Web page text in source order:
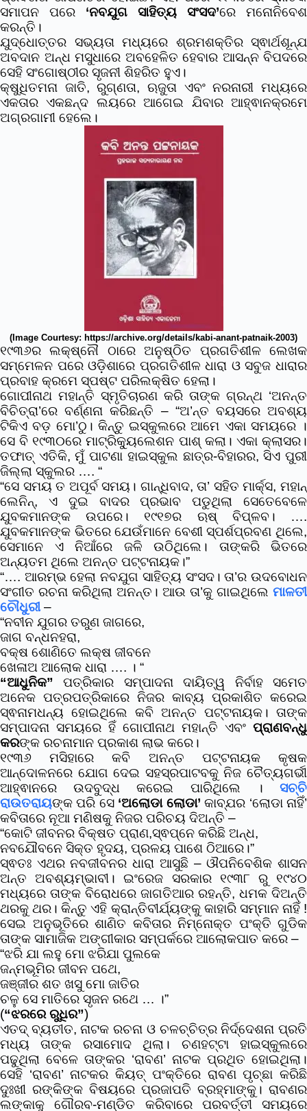
ସମାପନ ପରେ ‘ନବଯୁଗ ସାହିତ୍ୟ ସଂସଦ’ରେ ମନୋନିବେଶ
କରନ୍ତି।
ଯୁଦ୍ଧୋତ୍ତର ସଭ୍ୟତା ମଧ୍ୟରେ ଶ୍ରମଶକ୍ତିର ସ୍ଵାର୍ଥଶୂନ୍ଯ
ଅବଦାନ ଅନ୍ଧ ମସୁଧାରେ ଅବହେଳିତ ହେବାର ଆସନ୍ନ ବିପଦରେ
ସେହି ସଂଗୋଷ୍ଠୀର ସୃଜନୀ ଶିହରିତ ହୁଏ।
କ୍ଷୁଧିତମନା ଜାତି, ରୁଗ୍ଣତା, ଋଜୁତା ଏବଂ ନରନାରୀ ମଧ୍ୟରେ
ଏକତାର ଏକଛନ୍ଦ ଲୟରେ ଆଗେଇ ଯିବାର ଆହ୍ଵାନକ୍ରମେ
ଅଗ୍ରଗାମୀ ହେଲେ।
(Image Courtesy: https://archive.org/details/kabi-anant-patnaik-2003)
୧୯୩୬ର ଲକ୍ଷ୍ନୌ ଠାରେ ଅନୁଷ୍ଠିତ ପ୍ରଗତିଶୀଳ ଲେଖକ
ସମ୍ମେଳନ ପରେ ଓଡ଼ିଶାରେ ପ୍ରଗତିଶୀଳ ଧାରା ଓ ସବୁଜ ଧାରାର
ପ୍ରବାହ କ୍ରମେ ସ୍ପଷ୍ଟ ପରିଲକ୍ଷିତ ହେଲା।
ଗୋପୀନାଥ ମହାନ୍ତି ସ୍ମୃତିଚାରଣ କରି ତାଙ୍କ ଗ୍ରନ୍ଥ ‘ଅନନ୍ତ
ବିଚିତ୍ରା’ରେ ବର୍ଣ୍ଣନା କରିଛନ୍ତି – “ଅ’ନ୍ତ ବୟସରେ ଅବଶ୍ୟ
ଟିକିଏ ବଡ଼ ମୋ’ଠୁ। କିନ୍ତୁ ଇସ୍କୁଲରେ ଆମେ ଏକା ସମୟରେ ।
ସେ ବି ୧୯୩୦ରେ ମାଟ୍ରିକ୍ୟୁଲେଶନ ପାଶ୍ କଲା। ଏକା କ୍ଲାସର।
ତଫାତ୍ ଏତିକି, ମୁଁ ପାଟଣା ହାଇସ୍କୁଲ ଛାତ୍ର-ବିହାରର, ସିଏ ପୁରୀ
ଜିଲ୍ଲା ସ୍କୁଲର …. “
“ସେ ସମୟ ତ ଅପୂର୍ବ ସମୟ। ଗାନ୍ଧିବାଦ, ତା’ ସହିତ ମାର୍କ୍ସ, ମହାନ୍
ଲେନିନ୍, ଏ ଦୁଇ ବାଦର ପ୍ରଭାବ ପଡୁଥିଲା ସେତେବେଳେ
ଯୁବକମାନଙ୍କ ଉପରେ। ୧୯୧୭ର ଋଷ୍ ବିପ୍ଳବ। ….
ଯୁବକମାନଙ୍କ ଭିତରେ ଯେଉଁମାନେ ବେଶୀ ସ୍ପର୍ଶପ୍ରବଣ ଥିଲେ,
ସେମାନେ ଏ ନିଆଁରେ ଜଳି ଉଠିଥିଲେ। ତାଙ୍କରି ଭିତରେ
ଅନ୍ୟତମ ଥିଲେ ଅନନ୍ତ ପଟ୍ଟନାୟକ।”
“…. ଆରମ୍ଭ ହେଲା ନବଯୁଗ ସାହିତ୍ୟ ସଂସଦ। ତା’ର ଉଦବୋଧନ
ସଂଗୀତ ରଚନା କରିଥିଲା ଅନନ୍ତ। ଆଉ ତା’କୁ ଗାଇଥିଲେ ମାଳତୀ
ଚୌଧୁରୀ–
“ନବୀନ ଯୁଗର ତରୁଣ ଜାଗରେ,
ଜାଗ ବନ୍ଧନହରା,
ବକ୍ଷ ଶୋଣିତେ ଲକ୍ଷ ଜୀବନେ
ଖେଳାଅ ଆଲୋକ ଧାରା …. । “
“ଆଧୁନିକ” ପତ୍ରିକାର ସମ୍ପାଦନା ଦାୟିତ୍ୱ ନିର୍ବାହ ସମେତ
ଅନେକ ପତ୍ରପତ୍ରିକାରେ ନିଜର କାବ୍ୟ ପ୍ରକାଶିତ କରେଇ
ସ୍ଵନାମଧନ୍ୟ ହୋଇଥିଲେ କବି ଅନନ୍ତ ପଟ୍ଟନାୟକ। ତାଙ୍କ
ସମ୍ପାଦନା ସମୟରେ ହିଁ ଗୋପୀନାଥ ମହାନ୍ତି ଏବଂ ପ୍ରାଣବନ୍ଧୁ
କରଙ୍କ ରଚନାମାନ ପ୍ରକାଶ ଲାଭ କରେ।
୧୯୩୬ ମସିହାରେ କବି ଅନନ୍ତ ପଟ୍ଟନାୟକ କୃଷକ
ଆନ୍ଦୋଳନରେ ଯୋଗ ଦେଇ ସହସ୍ରପାଟବକୁ ନିଜ ଚୈତ୍ୟଗର୍ଭୀ
ଆହ୍ଵାନରେ ଉଦବୁଦ୍ଧ କରେଇ ପାରିଥିଲେ । ସଚ୍ଚି
ରାଉତରାୟଙ୍କ ପରି ସେ ‘ଅଲୋଡା ଲୋଡା’ କାବ୍ଯର ‘ଲୋଡା ନାହିଁ’
କବିତାରେ ନୂଆ ମଣିଷକୁ ନିଜର ପରିଚୟ ଦିଅନ୍ତି –
“କୋଟି ଜୀବନର ବିକ୍ଷତ ପ୍ରାଣ,ସ୍ଵପ୍ନେ କରିଛି ଅନ୍ଧ,
ନବଯୌବନେ ସିକ୍ତ ହୃଦୟ, ପ୍ରଳୟ ପାଶେ ଠିଆରେ।”
ସ୍ଵତଃ ଏଥର ନବଜୀବନର ଧାରା ଆସୁଛି – ଔପନିବେଶିକ ଶାସନ
ଅନ୍ତ ଅବଶ୍ୟମ୍ଭାବୀ। ଇଂରେଜ ସରକାର ୧୯୩୮ ରୁ ୧୯୪୦
ମଧ୍ୟରେ ତାଙ୍କ ବିରୋଧରେ ଜାଗତିଆର ରହନ୍ତି, ଧମକ ଦିଅନ୍ତି
ଥରକୁ ଥର। କିନ୍ତୁ ଏହି କ୍ରାନ୍ତିବୀର୍ଯ୍ୟଙ୍କୁ କାହାରି ସମ୍ମାନ ନାହିଁ !
ସେଇ ଅନୁଭୂତିରେ ଶାଣିତ କବିତାର ନିମ୍ନୋକ୍ତ ପଂକ୍ତି ଗୁଡିକ
ତାଙ୍କ ସାମାଜିକ ଅଙ୍ଗୀକାର ସମ୍ପର୍କରେ ଆଲୋକପାତ କରେ –
“ଝରି ଯା ଲହୁ ମୋ ଝରିଯା ପୁଲକେ
ଜନ୍ମଭୂମିର ଜୀବନ ପଥେ,
ଜଞ୍ଜୀର ଶତ ଖସୁ ମୋ ଜାତିର
ଚଳୁ ସେ ମାତିରେ ସୃଜନ ରଥେ … ।”
(“ଝରରେ ରୁଧିର”)
ଏତଦ୍ ବ୍ୟତୀତ, ନାଟକ ରଚନା ଓ ଚଳଚ୍ଚିତ୍ର ନିର୍ଦ୍ଦେଶନା ପ୍ରତି
ମଧ୍ୟ ତାଙ୍କ ରସାମୋଦ ଥିଲା। ଚଣହଟ୍ଟା ହାଇସ୍କୁଲରେ
ପଢୁଥିଲା ବେଳେ ତାଙ୍କର ‘ରାବଣ’ ନାଟକ ପ୍ରଥିତ ହୋଇଥିଲା।
ସେହି ‘ରାବଣ’ ନାଟକର କିୟତ୍ ପଂକ୍ତିରେ ରାବଣ ପୃଚ୍ଛା କରିଛି
ଦୁଃଖୀ ରଙ୍କିଙ୍କ ବିଷୟରେ ପ୍ରଜାପତି ବ୍ରହ୍ମାଙ୍କୁ। ରାବଣର
ଲଙ୍କାକୁ ଗୌରବ-ମଣ୍ଡିତ କରିବାରେ ପରବର୍ତ୍ତୀ ସମୟରେ